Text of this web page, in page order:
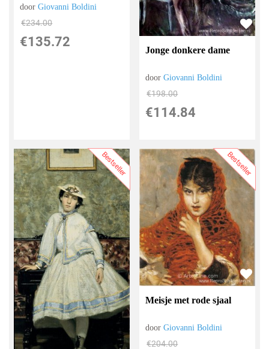
doorGiovanni Boldini
€234.00
€135.72
Jonge donkere dame
doorGiovanni Boldini
€198.00
€114.84
Bestseller Bestseller
Meisje met rode sjaal
doorGiovanni Boldini
€204.00